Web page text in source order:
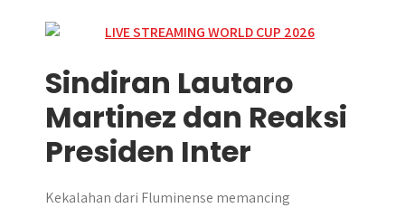
Sindiran Lautaro
Martinez dan Reaksi
Presiden Inter
Kekalahan dari Fluminense memancing